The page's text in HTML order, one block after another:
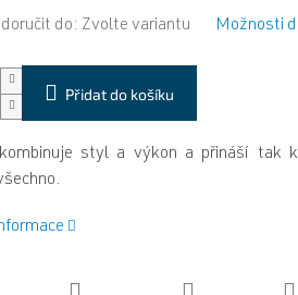
do: Zvolte variantu Možnosti
Přidat do košíku
styl a výkon a přináší tak